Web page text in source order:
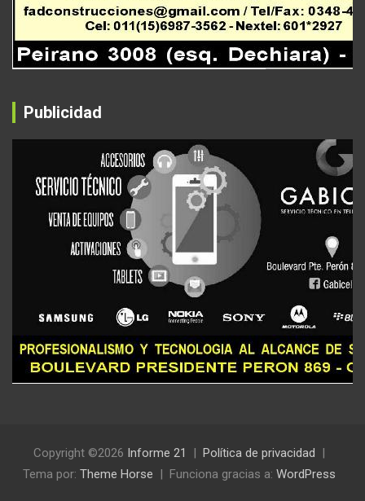
Publicidad
Copyright ©2026 Informe 21
Política de privacidad
Tema por: Theme Horse Funciona gracias a: WordPress